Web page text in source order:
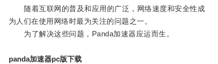
随着互联网的普及和应用的广泛，网络速度和安全性成
为人们在使用网络时最为关注的问题之一。
为了解决这些问题，Panda加速器应运而生。
panda加速器pc版下载